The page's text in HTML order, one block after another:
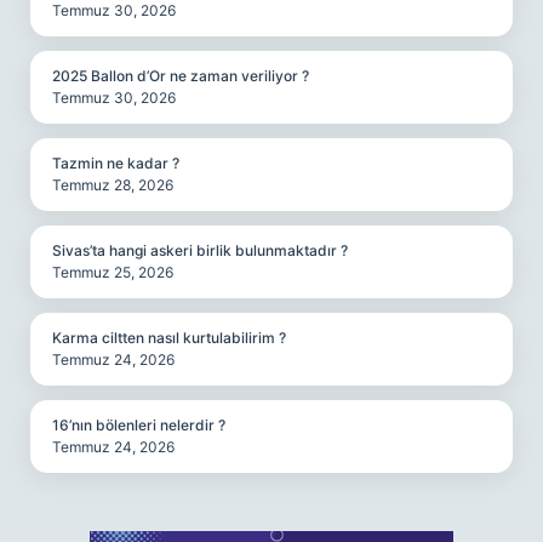
Temmuz 30, 2026
2025 Ballon d’Or ne zaman veriliyor ?
Temmuz 30, 2026
Tazmin ne kadar ?
Temmuz 28, 2026
Sivas’ta hangi askeri birlik bulunmaktadır ?
Temmuz 25, 2026
Karma ciltten nasıl kurtulabilirim ?
Temmuz 24, 2026
16’nın bölenleri nelerdir ?
Temmuz 24, 2026